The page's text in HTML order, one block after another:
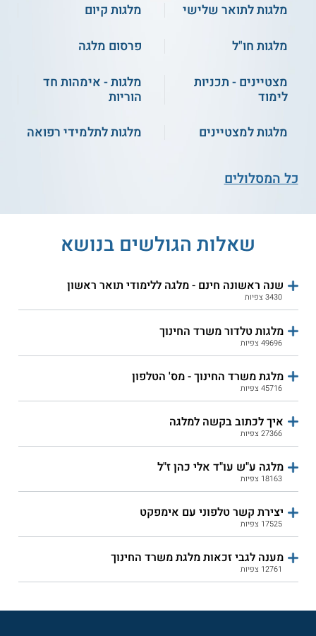
מלגות לתואר שלישי
מלגות קיום
מלגות חו"ל
פרסום מלגה
מצטיינים - תכניות
לימוד
מלגות - אימהות חד
הוריות
מלגות למצטיינים
מלגות לתלמידי רפואה
כל המסלולים
שאלות הגולשים בנושא
שנה ראשונה חינם - מלגה ללימודי תואר ראשון
3430 צפיות
מלגות טלדור משרד החינוך
49696 צפיות
מלגת משרד החינוך - מס' הטלפון
45716 צפיות
איך לכתוב בקשה למלגה
27366 צפיות
מלגה ע"ש עו"ד אלי כהן ז"ל
18163 צפיות
יצירת קשר טלפוני עם אימפקט
17525 צפיות
מענה לגבי זכאות מלגת משרד החינוך
12761 צפיות